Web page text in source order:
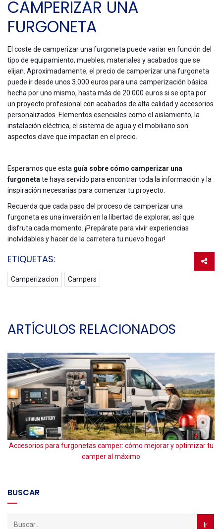
CAMPERIZAR UNA
FURGONETA
El coste de camperizar una furgoneta puede variar en función del
tipo de equipamiento, muebles, materiales y acabados que se
elijan. Aproximadamente, el precio de camperizar una furgoneta
puede ir desde unos 3.000 euros para una camperización básica
hecha por uno mismo, hasta más de 20.000 euros si se opta por
un proyecto profesional con acabados de alta calidad y accesorios
personalizados. Elementos esenciales como el aislamiento, la
instalación eléctrica, el sistema de agua y el mobiliario son
aspectos clave que impactan en el precio.
Esperamos que esta guía sobre cómo camperizar una
furgoneta te haya servido para encontrar toda la información y la
inspiración necesarias para comenzar tu proyecto.
Recuerda que cada paso del proceso de camperizar una
furgoneta es una inversión en la libertad de explorar, así que
disfruta cada momento. ¡Prepárate para vivir experiencias
inolvidables y hacer de la carretera tu nuevo hogar!
ETIQUETAS:
Camperizacion Campers
ARTÍCULOS RELACIONADOS
Accesorios para furgonetas camper: cómo mejorar y optimizar tu
camper al máximo
BUSCAR